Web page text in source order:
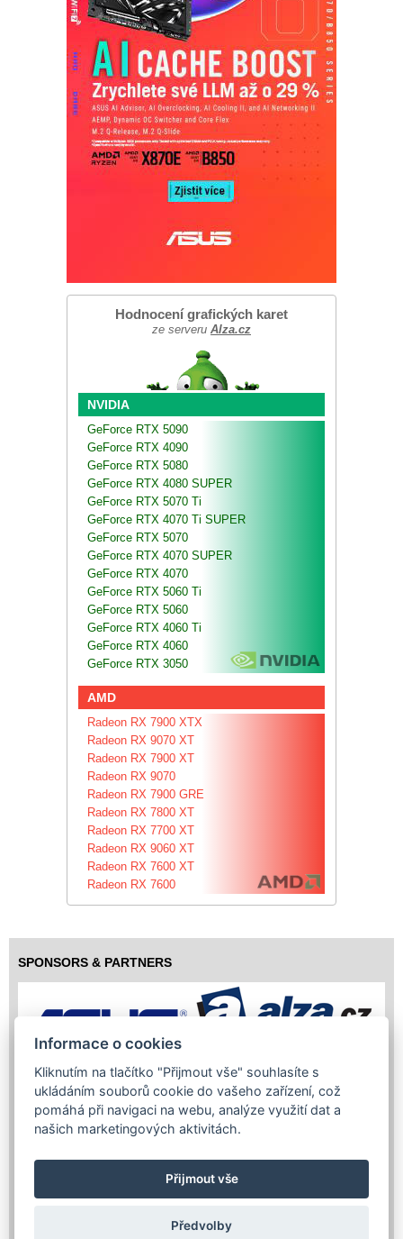
Hodnocení grafických karet
ze serveru Alza.cz
NVIDIA
GeForce RTX 5090
GeForce RTX 4090
GeForce RTX 5080
GeForce RTX 4080 SUPER
GeForce RTX 5070 Ti
GeForce RTX 4070 Ti SUPER
GeForce RTX 5070
GeForce RTX 4070 SUPER
GeForce RTX 4070
GeForce RTX 5060 Ti
GeForce RTX 5060
GeForce RTX 4060 Ti
GeForce RTX 4060
GeForce RTX 3050
AMD
Radeon RX 7900 XTX
Radeon RX 9070 XT
Radeon RX 7900 XT
Radeon RX 9070
Radeon RX 7900 GRE
Radeon RX 7800 XT
Radeon RX 7700 XT
Radeon RX 9060 XT
Radeon RX 7600 XT
Radeon RX 7600
SPONSORS & PARTNERS
Copyright (c) 2026 InfoTrade Powered by ASP.NET & MS SQL
Informace o cookies
Kliknutím na tlačítko "Přijmout vše" souhlasíte s
ukládáním souborů cookie do vašeho zařízení, což
pomáhá při navigaci na webu, analýze využití dat a
našich marketingových aktivitách.
Přijmout vše
Předvolby